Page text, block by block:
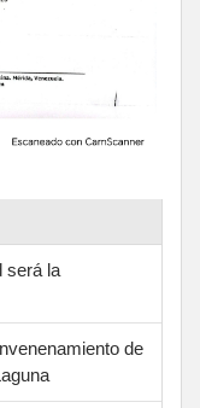
será la
de